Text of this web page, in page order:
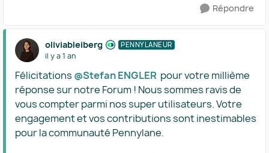
Répondre
oliviableiberg PENNYLANEUR
il y a 1 an
Félicitations ​ @Stefan ENGLER pour votre millième
réponse sur notre Forum ! Nous sommes ravis de
vous compter parmi nos super utilisateurs. Votre
engagement et vos contributions sont inestimables
pour la communauté Pennylane.